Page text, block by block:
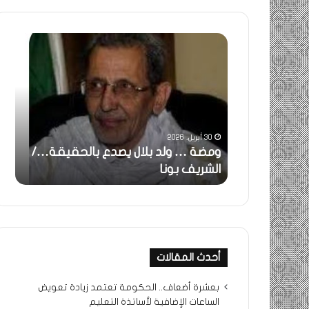
بونا
ومضة
يصدع
بونا 30 أبريل، 2026
ومضة … ولد بلال يصدع بالحقيقة…/
الشريف بونا
أحدث المقالات
بعشرة أضعاف.. الحكومة تعتمد زيادة تعويض
الساعات الإضافية لأساتذة التعليم